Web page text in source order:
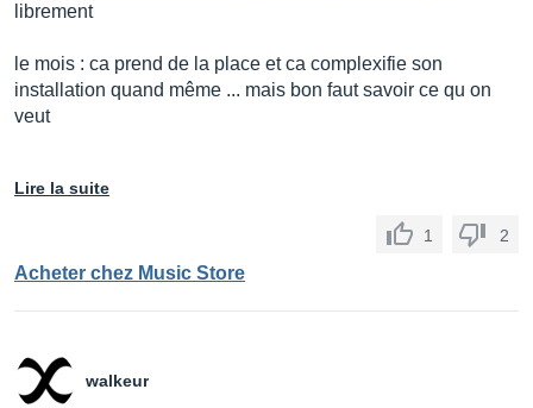
librement
le mois : ca prend de la place et ca complexifie son
installation quand même ... mais bon faut savoir ce qu on
veut
Lire la suite
1 2
Acheter chez Music Store
walkeur